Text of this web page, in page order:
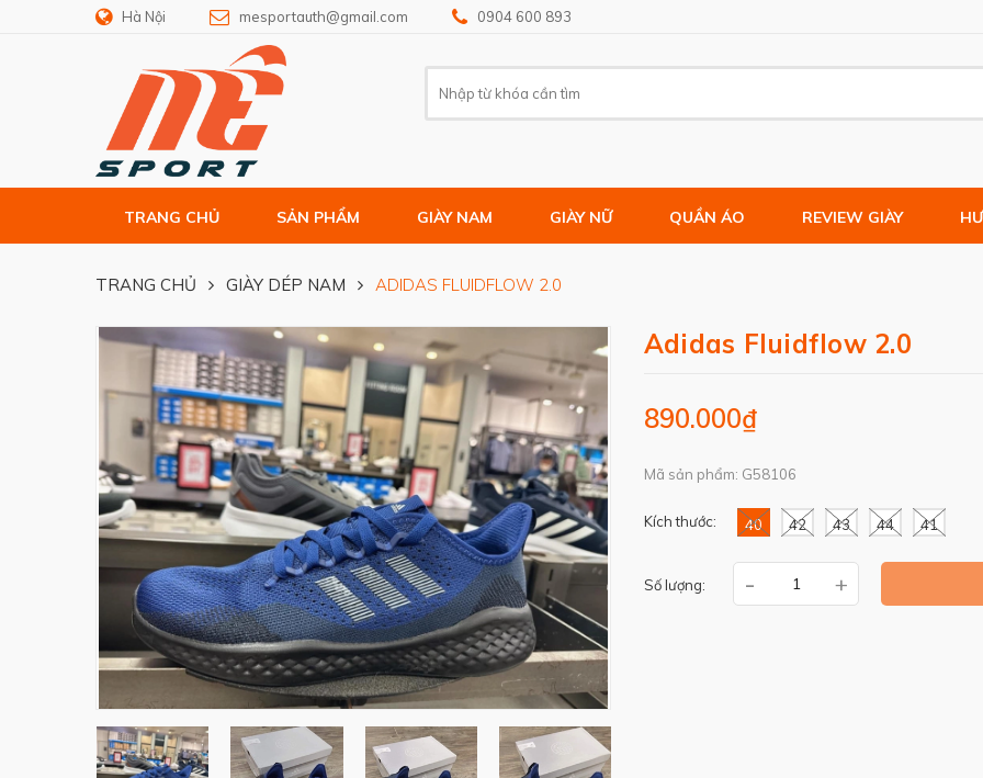
Hà Nội mesportauth@gmail.com 0904 600 893
TRANG CHỦ SẢN PHẨM GIÀY NAM GIÀY NỮ QUẦN ÁO REVIEW GIÀY
TRANG CHỦ GIÀY DÉP NAM ADIDAS FLUIDFLOW 2.0
Adidas Fluidflow 2.0
890.000₫
Mã sản phẩm: G58106
Kích thước: 40 42 43 44 41
Số lượng: - +